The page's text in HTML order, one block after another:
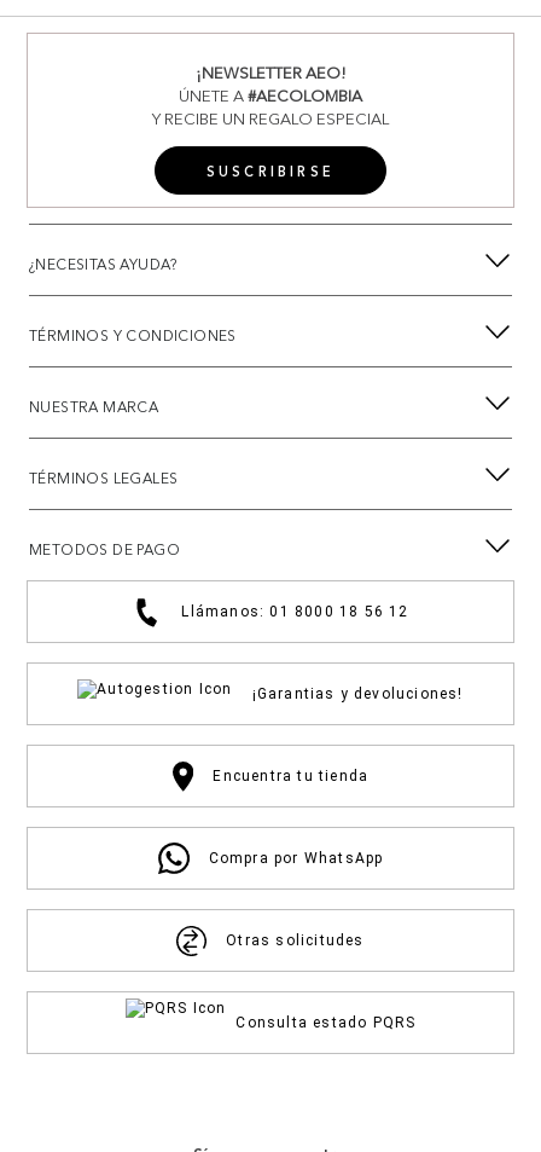
¡NEWSLETTER AEO!
ÚNETE A#AECOLOMBIA
Y RECIBE UN REGALO ESPECIAL
SUSCRIBIRSE
¿NECESITAS AYUDA?
TÉRMINOS Y CONDICIONES
NUESTRA MARCA
TÉRMINOS LEGALES
METODOS DE PAGO
Llámanos: 01 8000 18 56 12
¡Garantias y devoluciones!
Encuentra tu tienda
Compra por WhatsApp
Otras solicitudes
Consulta estado PQRS